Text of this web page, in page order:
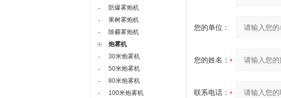
-
防爆雾炮机
-
果树雾炮机
-
除霾雾炮机
炮雾机
-
30米炮雾机
-
50米炮雾机
-
80米炮雾机
-
100米炮雾机
您的单位：
您的姓名：
联系电话：